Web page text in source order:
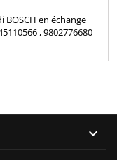
BOSCH en échange
, 9802776680
